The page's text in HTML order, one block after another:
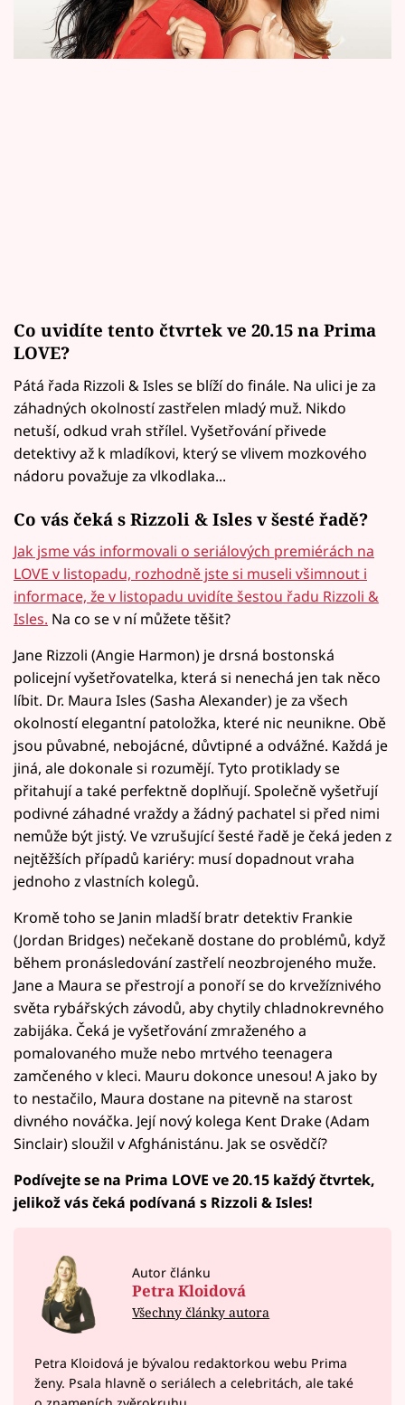
Sledujte prima+
Co uvidíte tento čtvrtek ve 20.15 na Prima
LOVE?
Pátá řada Rizzoli & Isles se blíží do finále. Na ulici je za
záhadných okolností zastřelen mladý muž. Nikdo
netuší, odkud vrah střílel. Vyšetřování přivede
detektivy až k mladíkovi, který se vlivem mozkového
nádoru považuje za vlkodlaka...
Co vás čeká s Rizzoli & Isles v šesté řadě?
Jak jsme vás informovali o seriálových premiérách na
LOVE v listopadu, rozhodně jste si museli všimnout i
informace, že v listopadu uvidíte šestou řadu Rizzoli &
Isles. Na co se v ní můžete těšit?
Jane Rizzoli (Angie Harmon) je drsná bostonská
policejní vyšetřovatelka, která si nenechá jen tak něco
líbit. Dr. Maura Isles (Sasha Alexander) je za všech
okolností elegantní patoložka, které nic neunikne. Obě
jsou půvabné, nebojácné, důvtipné a odvážné. Každá je
jiná, ale dokonale si rozumějí. Tyto protiklady se
přitahují a také perfektně doplňují. Společně vyšetřují
podivné záhadné vraždy a žádný pachatel si před nimi
nemůže být jistý. Ve vzrušující šesté řadě je čeká jeden z
nejtěžších případů kariéry: musí dopadnout vraha
jednoho z vlastních kolegů.
Kromě toho se Janin mladší bratr detektiv Frankie
(Jordan Bridges) nečekaně dostane do problémů, když
během pronásledování zastřelí neozbrojeného muže.
Jane a Maura se přestrojí a ponoří se do krvežíznivého
světa rybářských závodů, aby chytily chladnokrevného
zabijáka. Čeká je vyšetřování zmraženého a
pomalovaného muže nebo mrtvého teenagera
zamčeného v kleci. Mauru dokonce unesou! A jako by
to nestačilo, Maura dostane na pitevně na starost
divného nováčka. Její nový kolega Kent Drake (Adam
Sinclair) sloužil v Afghánistánu. Jak se osvědčí?
Podívejte se na Prima LOVE ve 20.15 každý čtvrtek,
jelikož vás čeká podívaná s Rizzoli & Isles!
Autor článku
Petra Kloidová
Všechny články autora
Petra Kloidová je bývalou redaktorkou webu Prima
ženy. Psala hlavně o seriálech a celebritách, ale také